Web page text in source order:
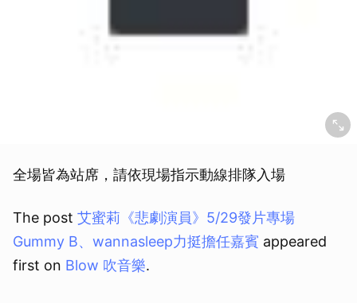
全場皆為站席，請依現場指示動線排隊入場
The post 艾蜜莉《悲劇演員》5/29發片專場
Gummy B、wannasleep力挺擔任嘉賓 appeared
first on Blow 吹音樂.